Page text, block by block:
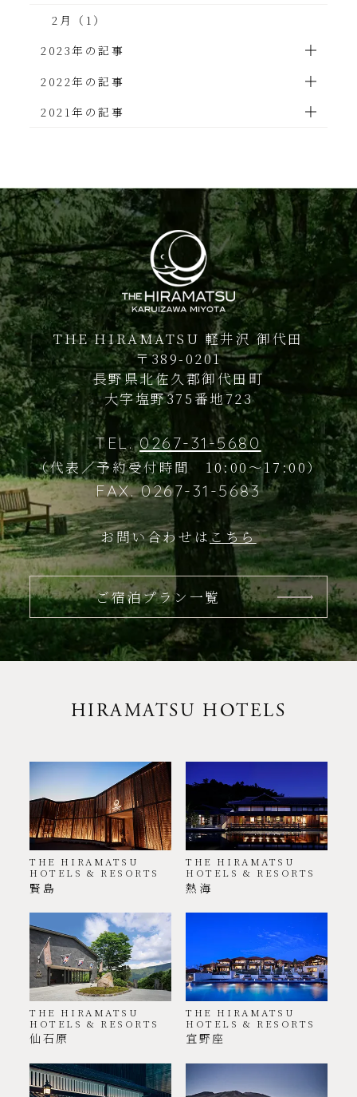
2月（1）
2023年の記事
2022年の記事
2021年の記事
THE HIRAMATSU 軽井沢 御代田
〒389-0201
長野県北佐久郡御代田町
大字塩野375番地723
TEL.0267-31-5680
（代表／予約受付時間 10:00～17:00）
FAX. 0267-31-5683
お問い合わせはこちら
ご宿泊プラン一覧
HIRAMATSU HOTELS
THE HIRAMATSU
HOTELS & RESORTS
賢島
THE HIRAMATSU
HOTELS & RESORTS
熱海
THE HIRAMATSU
HOTELS & RESORTS
仙石原
THE HIRAMATSU
HOTELS & RESORTS
宜野座